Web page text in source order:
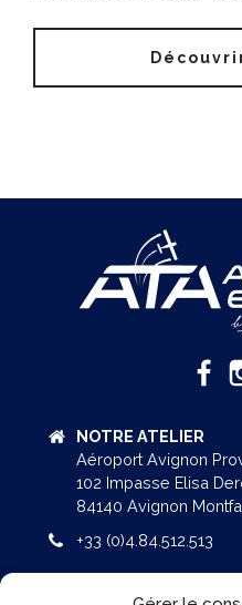
NOTRE ATELIER
Aéroport Avignon
102 Impasse Elisa
84140 Avignon
+33 (0)4.84.512.513